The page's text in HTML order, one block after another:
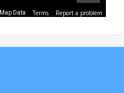
Map Data Terms Report a problem